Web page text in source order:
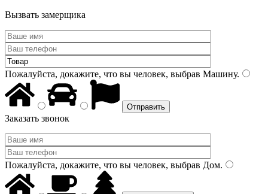
Вызвать замерщика
Пожалуйста, докажите, что вы человек, выбрав Машину.
Заказать звонок
Пожалуйста, докажите, что вы человек, выбрав Дом.